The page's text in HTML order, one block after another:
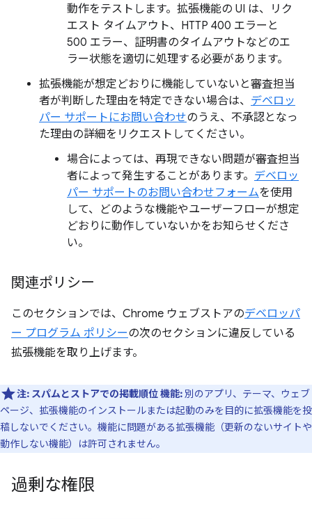
動作をテストします。拡張機能の UI は、リク
エスト タイムアウト、HTTP 400 エラーと
500 エラー、証明書のタイムアウトなどのエ
ラー状態を適切に処理する必要があります。
拡張機能が想定どおりに機能していないと審査担当
者が判断した理由を特定できない場合は、 デベロッ
パー サポートにお問い合わせのうえ、不承認となっ
た理由の詳細をリクエストしてください。
場合によっては、再現できない問題が審査担当
者によって発生することがあります。 デベロッ
パー サポートのお問い合わせフォームを使用
して、どのような機能やユーザーフローが想定
どおりに動作していないかをお知らせくださ
い。
関連ポリシー
このセクションでは、Chrome ウェブストアのデベロッパ
ー プログラム ポリシーの次のセクションに違反している
拡張機能を取り上げます。
注: スパムとストアでの掲載順位機能: 別のアプリ、テーマ、ウェブ
ページ、拡張機能のインストールまたは起動のみを目的に拡張機能を投
稿しないでください。機能に問題がある拡張機能（更新のないサイトや
動作しない機能）は許可されません。
過剰な権限